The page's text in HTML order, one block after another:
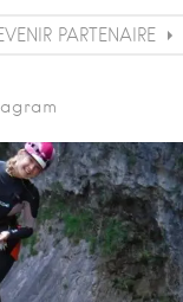
PARTENAIRE